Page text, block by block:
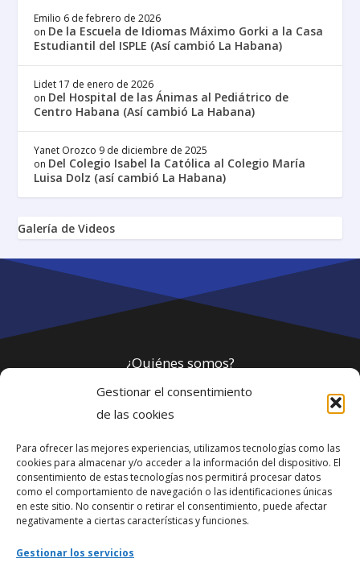
Gestionar el consentimiento
de las cookies
Para ofrecer las mejores experiencias, utilizamos tecnologías como las
cookies para almacenar y/o acceder a la información del dispositivo. El
consentimiento de estas tecnologías nos permitirá procesar datos
como el comportamiento de navegación o las identificaciones únicas
en este sitio. No consentir o retirar el consentimiento, puede afectar
negativamente a ciertas características y funciones.
Gestionar los servicios
Emilio 6 de febrero de 2026
on De la Escuela de Idiomas Máximo Gorki a la Casa
Estudiantil del ISPLE (Así cambió La Habana)
Lidet 17 de enero de 2026
on Del Hospital de las Ánimas al Pediátrico de
Centro Habana (Así cambió La Habana)
Yanet Orozco 9 de diciembre de 2025
on Del Colegio Isabel la Católica al Colegio María
Luisa Dolz (así cambió La Habana)
Galería de Videos
¿Quiénes somos?
Política de privacidad
Webmaster
soporte@fotosdlahabana.com
Nuestro e-mail: